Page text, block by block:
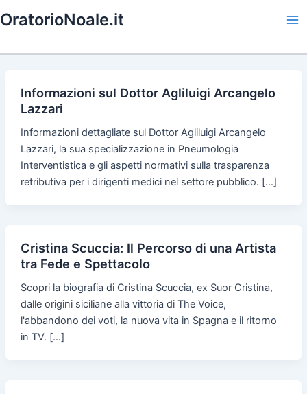
to
OratorioNoale.it
Informazioni sul Dottor Agliluigi Arcangelo
Lazzari
Informazioni dettagliate sul Dottor Agliluigi Arcangelo
Lazzari, la sua specializzazione in Pneumologia
Interventistica e gli aspetti normativi sulla trasparenza
retributiva per i dirigenti medici nel settore pubblico. […]
Cristina Scuccia: Il Percorso di una Artista
tra Fede e Spettacolo
Scopri la biografia di Cristina Scuccia, ex Suor Cristina,
dalle origini siciliane alla vittoria di The Voice,
l'abbandono dei voti, la nuova vita in Spagna e il ritorno
in TV. […]